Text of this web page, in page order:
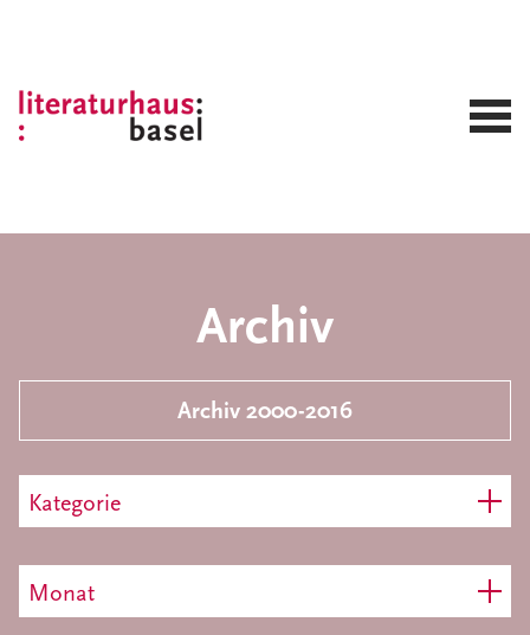
Archiv
Archiv 2000-2016
Kategorie
Monat